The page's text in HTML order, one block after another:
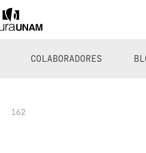
COLABORADORES
162